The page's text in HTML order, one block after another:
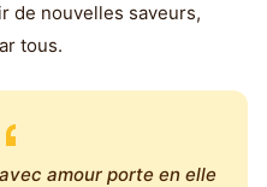
de nouvelles saveurs,
tous.
amour porte en elle